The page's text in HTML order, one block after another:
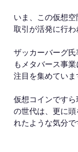
いま、この仮想
取引が活発に行わ
ザッカーバーグ
もメタバース事
注目を集めていま
仮想コインです
の世代は、更に
れたような気分で